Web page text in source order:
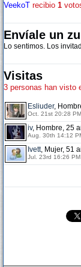
VeekoT recibio 1
Envíale un
Lo sentimos. Los
Visitas
3 personas han visto
Esliuder,
Oct. 21st 20:28 PM
iv, Hombre, 25
Aug. 30th 14:12
Ivett, Mujer, 51
Jul. 23rd 16:26 PM